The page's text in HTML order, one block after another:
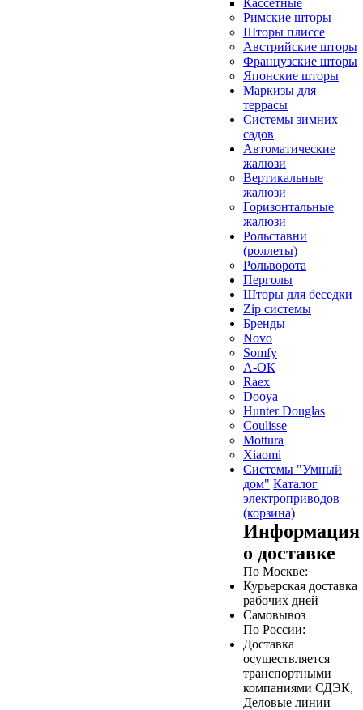
Кассетные
Римские шторы
Шторы плиссе
Австрийские шторы
Французские шторы
Японские шторы
Маркизы для
террасы
Системы зимних
садов
Автоматические
жалюзи
Вертикальные
жалюзи
Горизонтальные
жалюзи
Рольставни
(роллеты)
Рольворота
Перголы
Шторы для беседки
Zip системы
Бренды
Novo
Somfy
А-ОК
Raex
Dooya
Hunter Douglas
Coulisse
Mottura
Xiaomi
Системы "Умный
дом" Каталог
электроприводов
(корзина)
Информация
о доставке
По Москве:
Курьерская доставка
рабочих дней
Самовывоз
По России:
Доставка
осуществляется
транспортными
компаниями СДЭК,
Деловые линии